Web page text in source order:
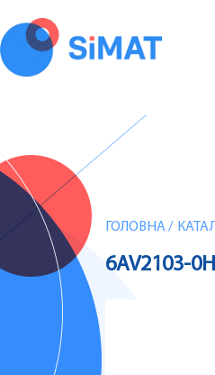
ГОЛОВНА/
6AV2103-